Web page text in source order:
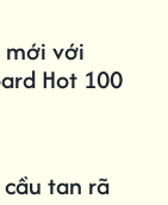
mới với
Hot 100
cầu tan rã